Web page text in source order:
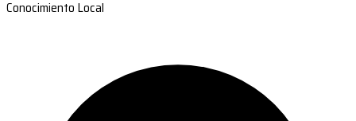
Conocimiento Local